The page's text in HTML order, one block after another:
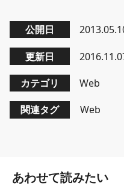
公開日
更新日
カテゴリ Web
関連タグ Web
あわせて読みたい